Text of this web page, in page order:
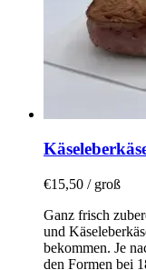
€15,50 / groß
Ganz frisch
und
bekommen. Je
den Formen bei